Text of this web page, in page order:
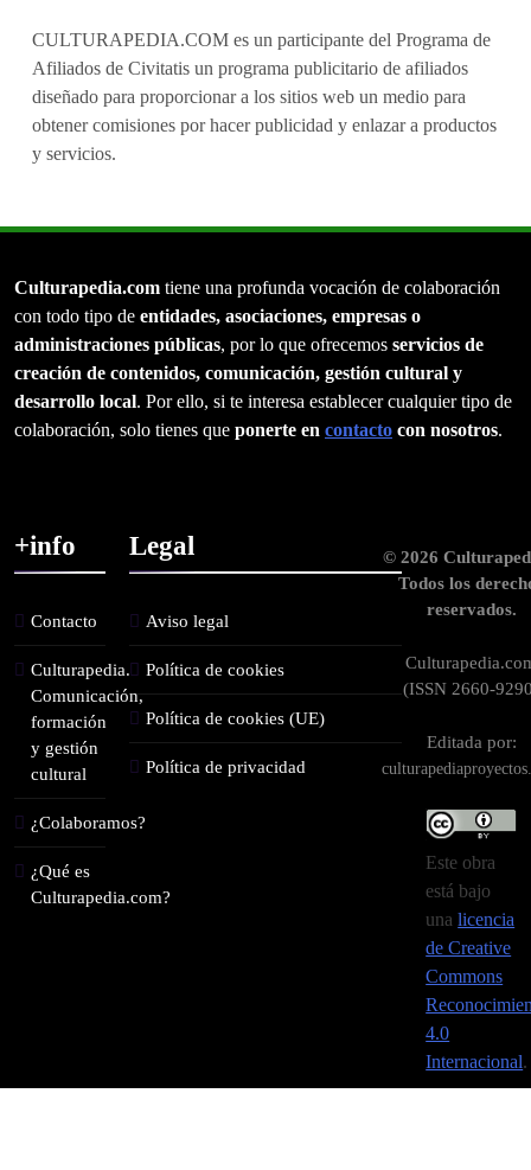
CULTURAPEDIA.COM es un participante del Programa de
Afiliados de Civitatis un programa publicitario de afiliados
diseñado para proporcionar a los sitios web un medio para
obtener comisiones por hacer publicidad y enlazar a productos
y servicios.
Culturapedia.com tiene una profunda vocación de colaboración
con todo tipo de entidades, asociaciones, empresas o
administraciones públicas, por lo que ofrecemos servicios de
creación de contenidos, comunicación, gestión cultural y
desarrollo local. Por ello, si te interesa establecer cualquier tipo de
colaboración, solo tienes que ponerte en contacto con nosotros.
+info
Contacto
Culturapedia.
Comunicación,
formación
y gestión
cultural
¿Colaboramos?
¿Qué es
Culturapedia.com?
Legal
Aviso legal
Política de cookies
Política de cookies (UE)
Política de privacidad
© 2026
Todos los
reservados.
(ISSN 2660-
Editada por:
Este obra
está bajo
unalicencia
de Creative
Commons
4.0
Internacional.